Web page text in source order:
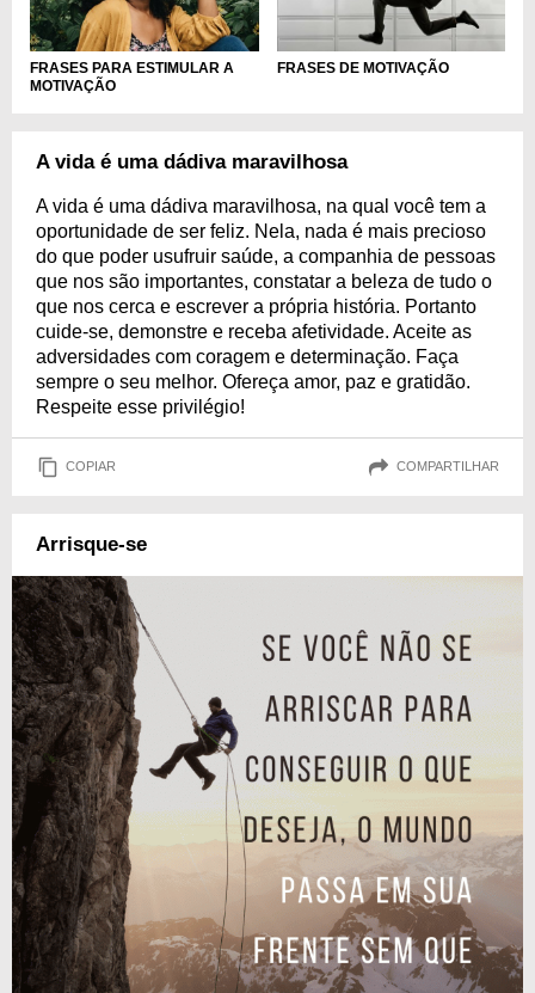
FRASES PARA ESTIMULAR A
MOTIVAÇÃO
FRASES DE MOTIVAÇÃO
A vida é uma dádiva maravilhosa
A vida é uma dádiva maravilhosa, na qual você tem a
oportunidade de ser feliz. Nela, nada é mais precioso
do que poder usufruir saúde, a companhia de pessoas
que nos são importantes, constatar a beleza de tudo o
que nos cerca e escrever a própria história. Portanto
cuide-se, demonstre e receba afetividade. Aceite as
adversidades com coragem e determinação. Faça
sempre o seu melhor. Ofereça amor, paz e gratidão.
Respeite esse privilégio!
COPIAR COMPARTILHAR
Arrisque-se